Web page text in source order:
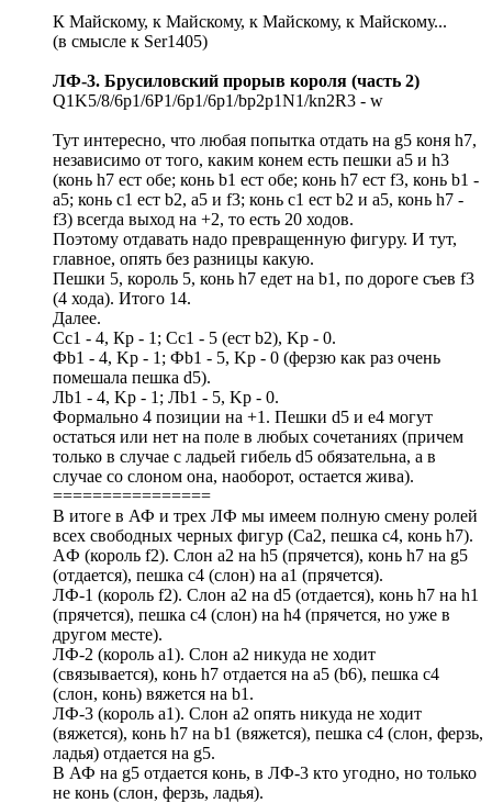
К Майскому, к Майскому, к Майскому, к Майскому...
(в смысле к Ser1405)
ЛФ-3. Брусиловский прорыв короля (часть 2)
Q1K5/8/6p1/6P1/6p1/6p1/bp2p1N1/kn2R3 - w
Тут интересно, что любая попытка отдать на g5 коня h7,
независимо от того, каким конем есть пешки а5 и h3
(конь h7 ест обе; конь b1 ест обе; конь h7 ест f3, конь b1 -
a5; конь с1 ест b2, a5 и f3; конь с1 ест b2 и а5, конь h7 -
f3) всегда выход на +2, то есть 20 ходов.
Поэтому отдавать надо превращенную фигуру. И тут,
главное, опять без разницы какую.
Пешки 5, король 5, конь h7 едет на b1, по дороге съев f3
(4 хода). Итого 14.
Далее.
Сс1 - 4, Кр - 1; Сс1 - 5 (ест b2), Kp - 0.
Фb1 - 4, Kp - 1; Фb1 - 5, Kp - 0 (ферзю как раз очень
помешала пешка d5).
Лb1 - 4, Kp - 1; Лb1 - 5, Kp - 0.
Формально 4 позиции на +1. Пешки d5 и е4 могут
остаться или нет на поле в любых сочетаниях (причем
только в случае с ладьей гибель d5 обязательна, а в
случае со слоном она, наоборот, остается жива).
================
В итоге в АФ и трех ЛФ мы имеем полную смену ролей
всех свободных черных фигур (Са2, пешка с4, конь h7).
AФ (король f2). Cлон a2 на h5 (прячется), конь h7 на g5
(отдается), пешка с4 (слон) на а1 (прячется).
ЛФ-1 (король f2). Cлон а2 на d5 (отдается), конь h7 на h1
(прячется), пешка с4 (слон) на h4 (прячется, но уже в
другом месте).
ЛФ-2 (король а1). Слон а2 никуда не ходит
(связывается), конь h7 отдается на а5 (b6), пешка с4
(слон, конь) вяжется на b1.
ЛФ-3 (король а1). Слон а2 опять никуда не ходит
(вяжется), конь h7 на b1 (вяжется), пешка с4 (слон, ферзь,
ладья) отдается на g5.
В АФ на g5 отдается конь, в ЛФ-3 кто угодно, но только
не конь (слон, ферзь, ладья).